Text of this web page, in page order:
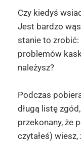
Czy kiedyś
Jest bardzo
stanie to
problemów
należysz?
Podczas
długą listę
przekonany, że
czytałeś)